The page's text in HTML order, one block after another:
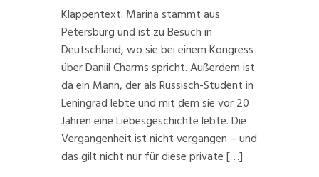
Klappentext: Marina stammt aus
Petersburg und ist zu Besuch in
Deutschland, wo sie bei einem Kongress
über Daniil Charms spricht. Außerdem ist
da ein Mann, der als Russisch-Student in
Leningrad lebte und mit dem sie vor 20
Jahren eine Liebesgeschichte lebte. Die
Vergangenheit ist nicht vergangen – und
das gilt nicht nur für diese private […]